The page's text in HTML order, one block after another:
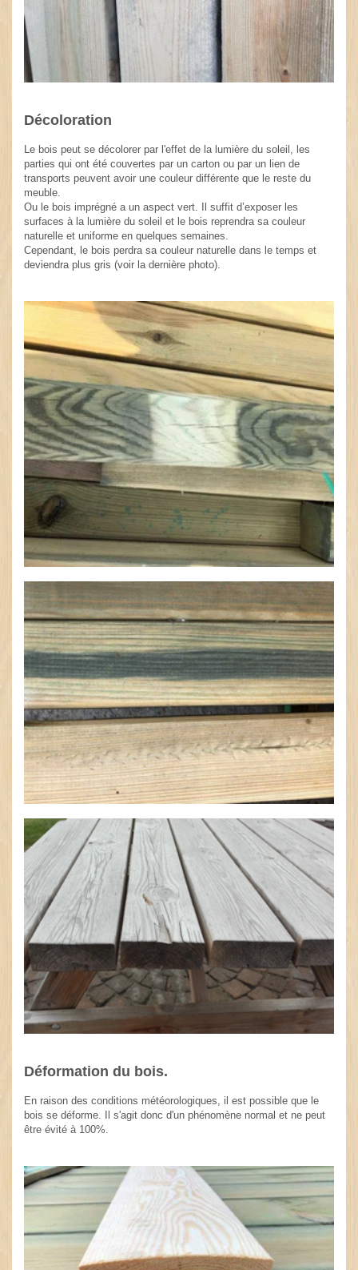
Décoloration
Le bois peut se décolorer par l'effet de la lumière du soleil, les
parties qui ont été couvertes par un carton ou par un lien de
transports peuvent avoir une couleur différente que le reste du
meuble.
Ou le bois imprégné a un aspect vert. Il suffit d’exposer les
surfaces à la lumière du soleil et le bois reprendra sa couleur
naturelle et uniforme en quelques semaines.
Cependant, le bois perdra sa couleur naturelle dans le temps et
deviendra plus gris (voir la dernière photo).
Déformation du bois.
En raison des conditions météorologiques, il est possible que le
bois se déforme. Il s'agit donc d'un phénomène normal et ne peut
être évité à 100%.